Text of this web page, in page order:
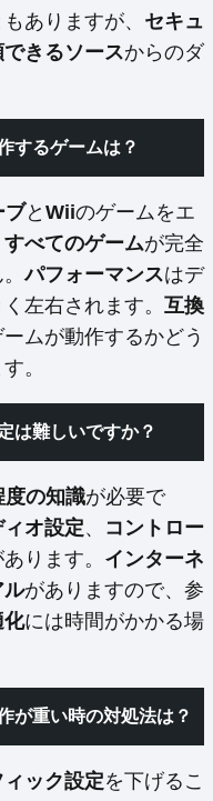
ありますが、 セキュ
きるソースからのダ
するゲームは？
ブと Wiiのゲームをエ
すべてのゲームが完全
。パフォーマンスはデ
左右されます。 互換
ムが動作するかどう
。
は難しいですか？
度の知識が必要で
オ設定、 コントロー
ります。 インターネ
ルがありますので、参
化には時間がかかる場
が重い時の対処法は？
ック設定を下げるこ